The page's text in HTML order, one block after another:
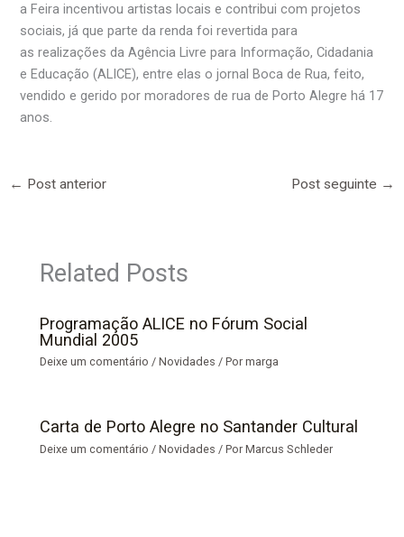
a Feira incentivou artistas locais e contribui com projetos
sociais, já que parte da renda foi revertida para
as realizações da Agência Livre para Informação, Cidadania
e Educação (ALICE), entre elas o jornal Boca de Rua, feito,
vendido e gerido por moradores de rua de Porto Alegre há 17
anos.
← Post anterior Post seguinte →
Related Posts
Programação ALICE no Fórum Social
Mundial 2005
Deixe um comentário /Novidades / Pormarga
Carta de Porto Alegre no Santander Cultural
Deixe um comentário /Novidades / PorMarcus Schleder